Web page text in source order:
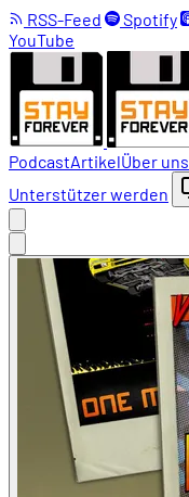
RSS-Feed Spotify
YouTube
PodcastArtikelÜber uns
Unterstützer werden